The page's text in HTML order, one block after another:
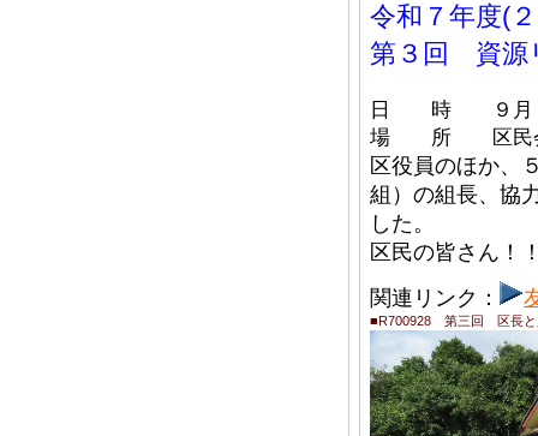
令和７年度(
第３回 資源
日 時 ９月２
場 所 区民
区役員のほか、
組）の組長、協
した。
区民の皆さん！
関連リンク：
■R700928 第三回 区長と